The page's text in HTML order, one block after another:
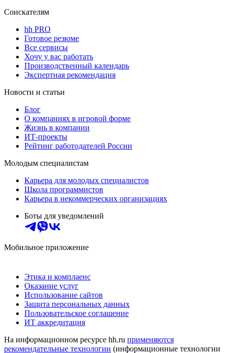
Соискателям
hh PRO
Готовое резюме
Все сервисы
Хочу у вас работать
Производственный календарь
Экспертная рекомендация
Новости и статьи
Блог
О компаниях в игровой форме
Жизнь в компании
ИТ-проекты
Рейтинг работодателей России
Молодым специалистам
Карьера для молодых специалистов
Школа программистов
Карьера в некоммерческих организациях
Боты для уведомлений
Мобильное приложение
Этика и комплаенс
Оказание услуг
Использование сайтов
Защита персональных данных
Пользовательское соглашение
ИТ аккредитация
На информационном ресурсе hh.ru применяются
рекомендательные технологии (информационные технологии